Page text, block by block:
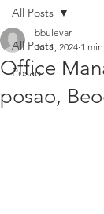
All Posts
Posao
All Posts
Office
posao,
bbulevar
Jul 1, 2024 1